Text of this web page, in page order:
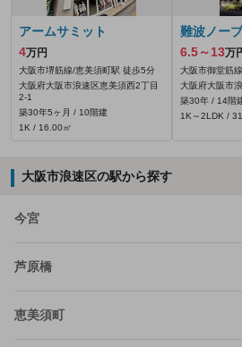
アームサミット
4万円
大阪市堺筋線/恵美須町駅 徒歩5分
大阪府大阪市浪速区恵美須西2丁目
2-1
築30年5ヶ月 / 10階建
1K / 16.00㎡
難波ノー
6.5～13万
大阪市御堂筋
大阪府大阪市
築30年 / 14階
1K～2LDK /
大阪市浪速区の駅から探す
今宮
芦原橋
恵美須町